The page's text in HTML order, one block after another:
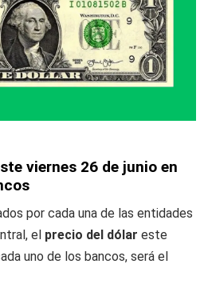
viernes 26 de junio en
por cada una de las entidades
el precio del dólar este
uno de los bancos, será el